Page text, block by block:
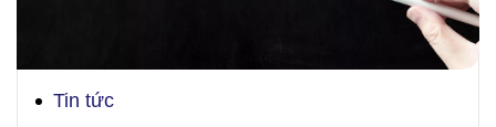
Tin tức